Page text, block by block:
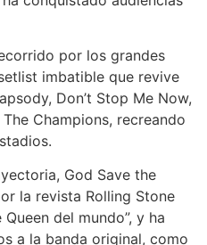
por los grandes
imbatible que revive
Don’t Stop Me Now,
Champions, recreando
God Save the
la revista Rolling Stone
del mundo”, y ha
a la banda original, como